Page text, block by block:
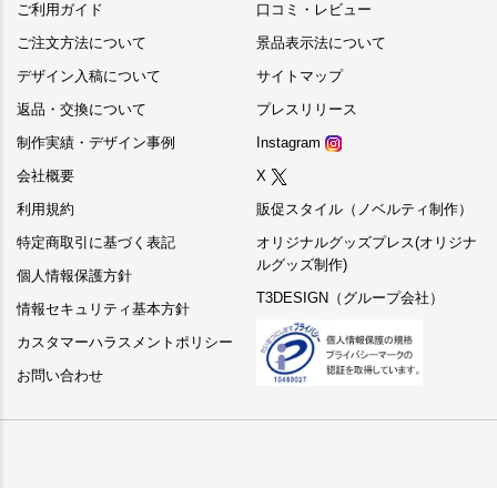
ご利用ガイド
ご注文方法について
デザイン入稿について
返品・交換について
制作実績・デザイン事例
会社概要
利用規約
特定商取引に基づく表記
個人情報保護方針
情報セキュリティ基本方針
カスタマーハラスメントポリシー
お問い合わせ
口コミ・レビュー
景品表示法について
サイトマップ
プレスリリース
Instagram
X
販促スタイル（ノベルティ制作）
オリジナルグッズプレス(オリジナ
ルグッズ制作)
T3DESIGN（グループ会社）